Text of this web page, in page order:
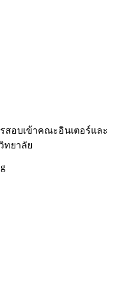
สอบเข้าคณะอินเตอร์และ
ยาลัย